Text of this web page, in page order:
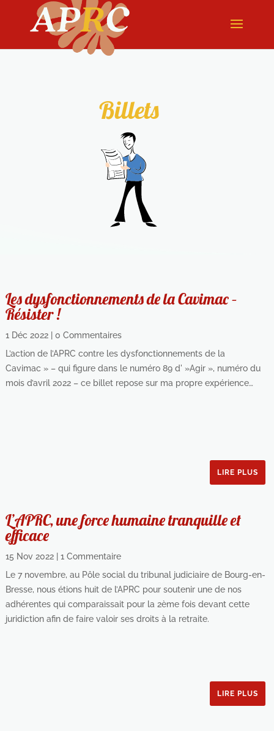
Billets
Les dysfonctionnements de la Cavimac –
Résister !
1 Déc 2022| 0 Commentaires
L’action de l’APRC contre les dysfonctionnements de la
Cavimac » – qui figure dans le numéro 89 d' »Agir », numéro du
mois d’avril 2022 – ce billet repose sur ma propre expérience…
LIRE PLUS
L’APRC, une force humaine tranquille et
efficace
15 Nov 2022| 1 Commentaire
Le 7 novembre, au Pôle social du tribunal judiciaire de Bourg-en-
Bresse, nous étions huit de l’APRC pour soutenir une de nos
adhérentes qui comparaissait pour la 2ème fois devant cette
juridiction afin de faire valoir ses droits à la retraite.
LIRE PLUS